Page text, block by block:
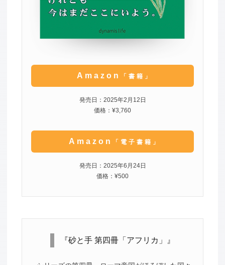
Amazon 「書籍」
発売日：2025年2月12日
価格：¥3,760
Amazon 「電子書籍」
発売日：2025年6月24日
価格：¥500
『砂と手 第四冊「アフリカ」』